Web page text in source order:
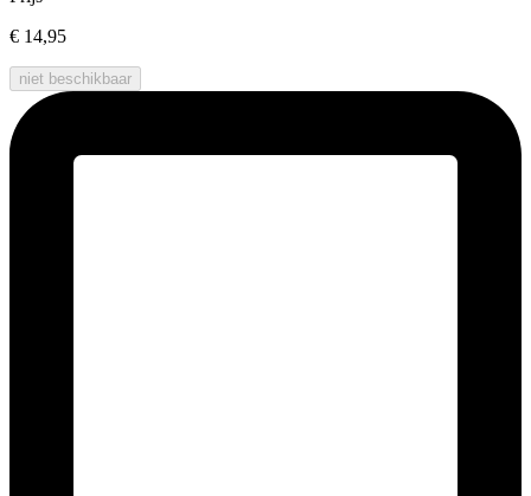
€ 14,95
niet beschikbaar